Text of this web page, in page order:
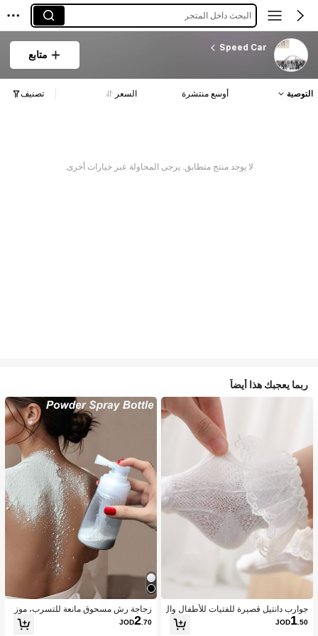
البحث داخل المتجر
Speed Car
متابع
التوصية أوسع منتشرة السعر تصنيف
لا يوجد منتج متطابق. يرجى المحاولة عبر خيارات أخرى.
ربما يعجبك هذا أيضاً
جوارب دانتيل قصيرة للفتيات للأطفال وال
رضع بنمط الأميرة اللطيفة، الخامة، مريح
ة ومتوفرة بتصميم دانتيل بأجنحة بيضاء و
JOD1.50
زجاجة رش مسحوق مانعة للتسرب، موز
ع مسحوق متعدد الاستخدامات، هزاز مس
حوق تالك منزلي محمول، حاوية قابلة لإعا
JOD2.70